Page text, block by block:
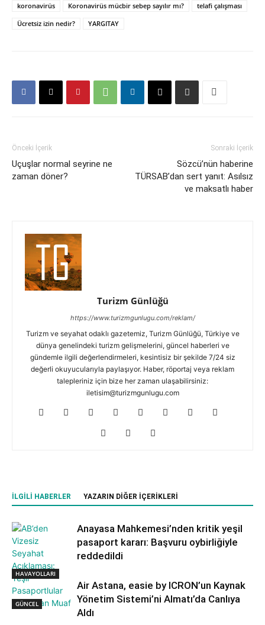
koronavirüs
Koronavirüs mücbir sebep sayılır mı?
telafi çalışması
Ücretsiz izin nedir?
YARGITAY
Önceki İçerik
Uçuşlar normal seyrine ne
zaman döner?
Sonraki İçerik
Sözcü’nün haberine
TÜRSAB’dan sert yanıt: Asılsız
ve maksatlı haber
Turizm Günlüğü
https://www.turizmgunlugu.com/reklam/
Turizm ve seyahat odaklı gazetemiz, Turizm Günlüğü, Türkiye ve
dünya genelindeki turizm gelişmelerini, güncel haberleri ve
gündemle ilgili değerlendirmeleri, kesintisiz bir şekilde 7/24 siz
değerli okuyucularıyla paylaşıyor. Haber, röportaj veya reklam
talepleriniz için bize her zaman ulaşabilirsiniz:
iletisim@turizmgunlugu.com
İLGILI HABERLER YAZARIN DIĞER İÇERIKLERI
GÜNCEL
Anayasa Mahkemesi’nden kritik yeşil
pasaport kararı: Başvuru oybirliğiyle
reddedildi
HAVAYOLLARI
Air Astana, easie by ICRON’un Kaynak
Yönetim Sistemi’ni Almatı’da Canlıya
Aldı